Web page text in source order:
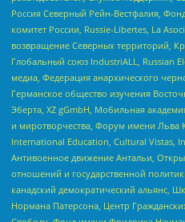
Россия Северный Рейн-Вестфалия,
комитет России, Russie-Libertes, La
возвращение Северных территорий,
Глобальный союз IndustriALL, Russian
медиа, Федерация анархического
Германское общество изучения
Эберта, XZ gGmbH, Мобильная
и миротворчества, Форум имени Льва
International Education, Cultural Vistas,
Антивоенное движение Антальи,
отношений и государственной
канадский демократический альянс,
Нормана Патерсона, Центр